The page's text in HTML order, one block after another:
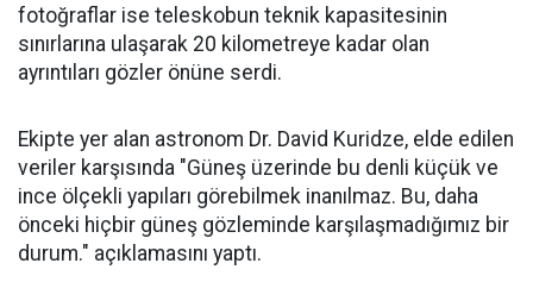
fotoğraflar ise teleskobun teknik kapasitesinin
sınırlarına ulaşarak 20 kilometreye kadar olan
ayrıntıları gözler önüne serdi.
Ekipte yer alan astronom Dr. David Kuridze, elde edilen
veriler karşısında "Güneş üzerinde bu denli küçük ve
ince ölçekli yapıları görebilmek inanılmaz. Bu, daha
önceki hiçbir güneş gözleminde karşılaşmadığımız bir
durum." açıklamasını yaptı.